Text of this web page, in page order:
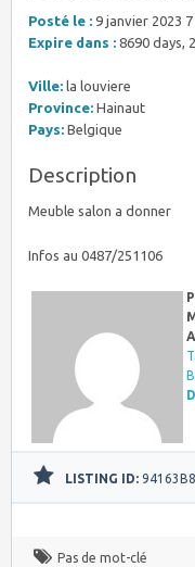
Posté le : 9 janvier 2023 7
Expire dans : 8690 days,
Ville: la louviere
Province: Hainaut
Pays: Belgique
Description
Meuble salon a donner
Infos au 0487/251106
LISTING ID:
Pas de mot-clé